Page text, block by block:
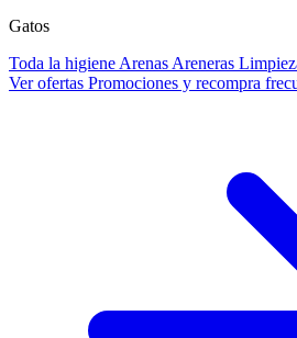
Gatos
Toda la higiene Arenas Areneras
Ver ofertas Promociones y recompra